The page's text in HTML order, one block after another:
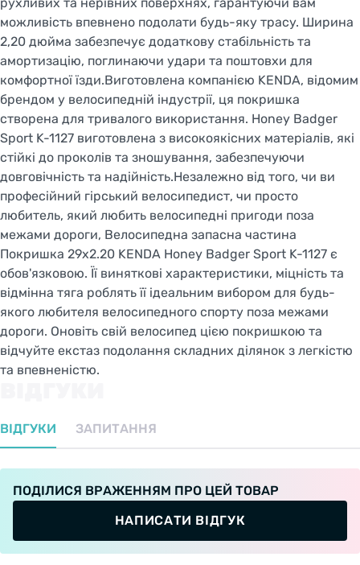
можливість впевнено подолати будь-яку трасу. Ширина
2,20 дюйма забезпечує додаткову стабільність та
амортизацію, поглинаючи удари та поштовхи для
комфортної їзди.Виготовлена компанією KENDA, відомим
брендом у велосипедній індустрії, ця покришка
створена для тривалого використання. Honey Badger
Sport K-1127 виготовлена з високоякісних матеріалів, які
стійкі до проколів та зношування, забезпечуючи
довговічність та надійність.Незалежно від того, чи ви
професійний гірський велосипедист, чи просто
любитель, який любить велосипедні пригоди поза
межами дороги, Велосипедна запасна частина
Покришка 29x2.20 KENDA Honey Badger Sport K-1127 є
обов'язковою. Її виняткові характеристики, міцність та
відмінна тяга роблять її ідеальним вибором для будь-
якого любителя велосипедного спорту поза межами
дороги. Оновіть свій велосипед цією покришкою та
відчуйте екстаз подолання складних ділянок з легкістю
та впевненістю.
ВІДГУКИ ЗАПИТАННЯ
ПОДІЛИСЯ ВРАЖЕННЯМ ПРО ЦЕЙ ТОВАР
НАПИСАТИ ВІДГУК
Welcome!
Do you want to switch to the Dutch version of the
site or stay on the Ukrainian version?
SWITCH TO FACEBIKE.NL
STAY ON FACEBIKE.UA